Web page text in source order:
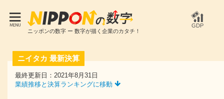
ニッポンの数字 ー 数字が描く企業のカタチ！
GDP
ニイタカ 最新決算
最終更新日：2021年8月31日
業績推移と決算ランキングに移動